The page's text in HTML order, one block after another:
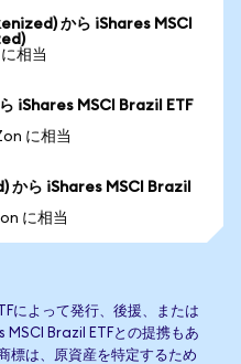
から iShares MSCI
相当
iShares MSCI Brazil ETF
に相当
から iShares MSCI Brazil
に相当
によって発行、後援、または
Brazil ETFとの提携もあ
標は、原資産を特定するため